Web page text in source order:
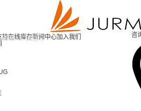
持在线库存新闻中心加入我们
咨